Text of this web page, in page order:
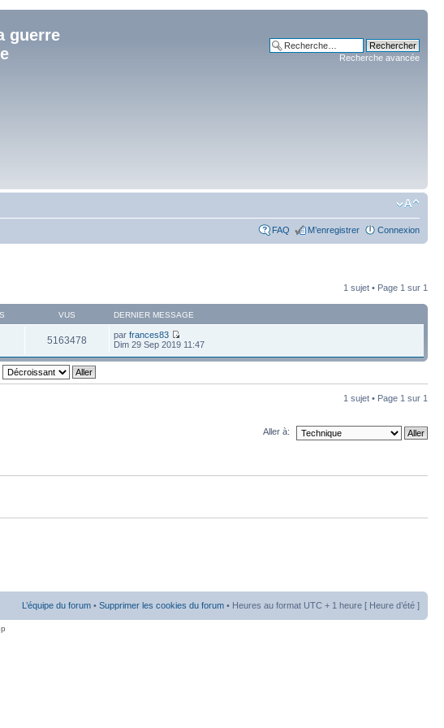
guerre
Recherche avancée
FAQ M’enregistrer Connexion
1 sujet • Page 1 sur 1
VUS DERNIER MESSAGE
5163478 parfrances83
Dim 29 Sep 2019 11:47
1 sujet • Page 1 sur 1
Aller à:
L’équipe du forum • Supprimer les cookies du forum • Heures au format UTC + 1 heure [ Heure d’été ]